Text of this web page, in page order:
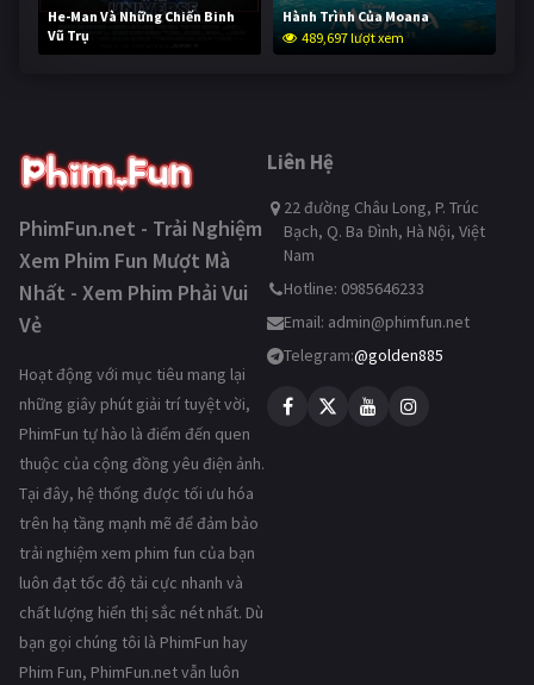
He-Man Và Những Chiến Binh
Vũ Trụ
238,169 lượt xem
Hành Trình Của Moana
489,697 lượt xem
PhimFun.net - Trải Nghiệm
Xem Phim Fun Mượt Mà
Nhất - Xem Phim Phải Vui
Vẻ
Hoạt động với mục tiêu mang lại
những giây phút giải trí tuyệt vời,
PhimFun tự hào là điểm đến quen
thuộc của cộng đồng yêu điện ảnh.
Tại đây, hệ thống được tối ưu hóa
trên hạ tầng mạnh mẽ để đảm bảo
trải nghiệm xem phim fun của bạn
luôn đạt tốc độ tải cực nhanh và
chất lượng hiển thị sắc nét nhất. Dù
bạn gọi chúng tôi là PhimFun hay
Phim Fun, PhimFun.net vẫn luôn
Liên Hệ
22 đường Châu Long, P. Trúc
Bạch, Q. Ba Đình, Hà Nội, Việt
Nam
Hotline: 0985646233
Email: admin@phimfun.net
Telegram:@golden885